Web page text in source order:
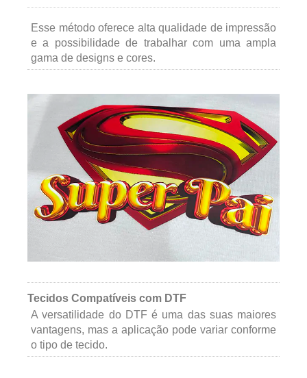
Esse método oferece alta qualidade de impressão
e a possibilidade de trabalhar com uma ampla
gama de designs e cores.
Tecidos Compatíveis com DTF
A versatilidade do DTF é uma das suas maiores
vantagens, mas a aplicação pode variar conforme
o tipo de tecido.